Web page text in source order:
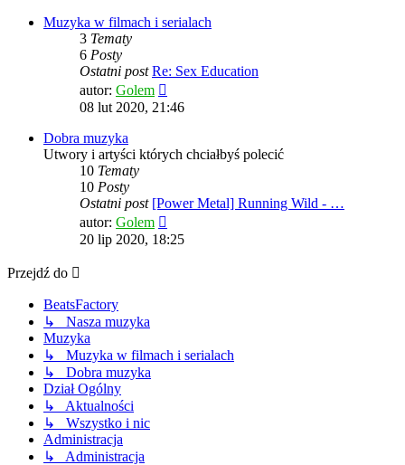
Muzyka w filmach i serialach
3 Tematy
6 Posty
Ostatni post Re: Sex Education
autor: Golem
najnowszy
08 lut 2020, 21:46
Dobra muzyka
Utwory i artyści których chciałbyś polecić
10 Tematy
10 Posty
Ostatni post [Power Metal] Running Wild - …
autor: Golem
najnowszy
20 lip 2020, 18:25
Przejdź do
BeatsFactory
↳ Nasza muzyka
Muzyka
↳ Muzyka w filmach i serialach
↳ Dobra muzyka
Dział Ogólny
↳ Aktualności
↳ Wszystko i nic
Administracja
↳ Administracja